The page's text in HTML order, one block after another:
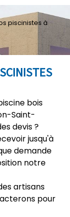
bois
Saint-
devis ?
jusqu'à
demande
notre
artisans
pour
piscinistes à